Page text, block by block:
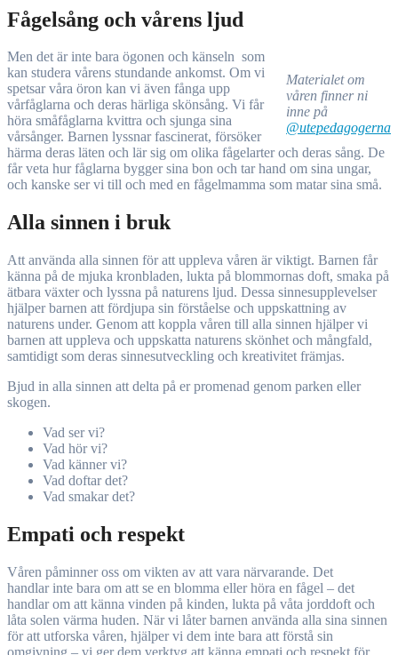
Fågelsång och vårens ljud
Materialet om
våren finner ni
inne på
@utepedagogerna
Men det är inte bara ögonen och känseln som
kan studera vårens stundande ankomst. Om vi
spetsar våra öron kan vi även fånga upp
vårfåglarna och deras härliga skönsång. Vi får
höra småfåglarna kvittra och sjunga sina
vårsånger. Barnen lyssnar fascinerat, försöker
härma deras läten och lär sig om olika fågelarter och deras sång. De
får veta hur fåglarna bygger sina bon och tar hand om sina ungar,
och kanske ser vi till och med en fågelmamma som matar sina små.
Alla sinnen i bruk
Att använda alla sinnen för att uppleva våren är viktigt. Barnen får
känna på de mjuka kronbladen, lukta på blommornas doft, smaka på
ätbara växter och lyssna på naturens ljud. Dessa sinnesupplevelser
hjälper barnen att fördjupa sin förståelse och uppskattning av
naturens under. Genom att koppla våren till alla sinnen hjälper vi
barnen att uppleva och uppskatta naturens skönhet och mångfald,
samtidigt som deras sinnesutveckling och kreativitet främjas.
Bjud in alla sinnen att delta på er promenad genom parken eller
skogen.
Vad ser vi?
Vad hör vi?
Vad känner vi?
Vad doftar det?
Vad smakar det?
Empati och respekt
Våren påminner oss om vikten av att vara närvarande. Det
handlar inte bara om att se en blomma eller höra en fågel – det
handlar om att känna vinden på kinden, lukta på våta jorddoft och
låta solen värma huden. När vi låter barnen använda alla sina sinnen
för att utforska våren, hjälper vi dem inte bara att förstå sin
omgivning – vi ger dem verktyg att känna empati och respekt för